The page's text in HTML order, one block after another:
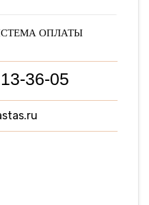
ОПЛАТЫ
36-05